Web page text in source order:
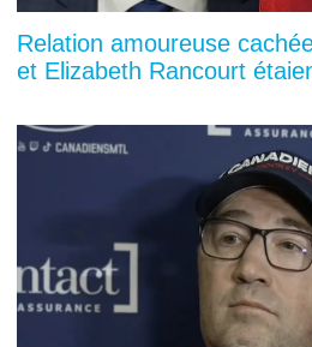
Relation amoureuse
et Elizabeth Rancourt